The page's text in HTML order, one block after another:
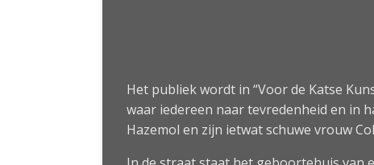
Het publiek wordt in “Voor de Katse
waar iedereen naar tevredenheid en in
Hazemol en zijn ietwat schuwe vrouw